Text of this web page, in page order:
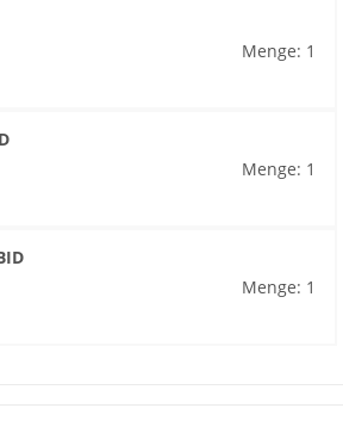
Menge: 1
Menge: 1
Menge: 1